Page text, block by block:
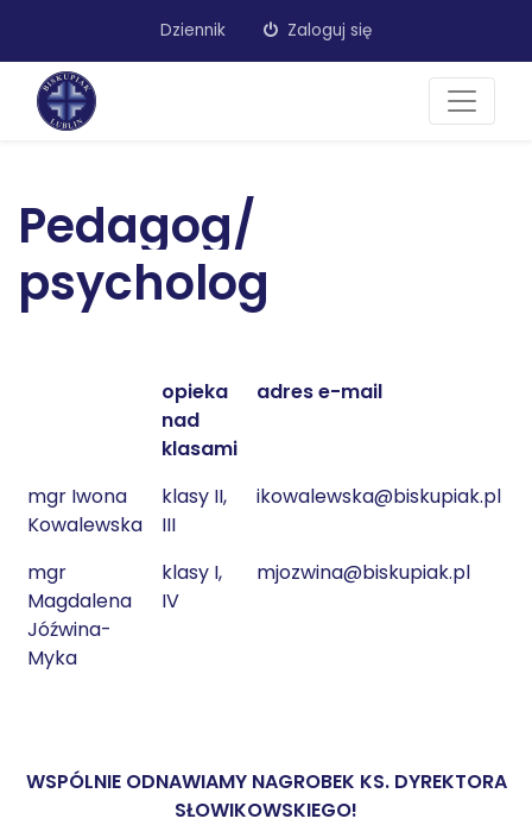
Dziennik Zaloguj się
Pedagog/
psycholog
opieka
nad
klasami
adres e-mail
mgr Iwona
Kowalewska
klasy II,
III
ikowalewska@biskupiak.pl
mgr
Magdalena
Jóźwina-
Myka
klasy I,
IV
mjozwina@biskupiak.pl
WSPÓLNIE ODNAWIAMY NAGROBEK KS. DYREKTORA
SŁOWIKOWSKIEGO!